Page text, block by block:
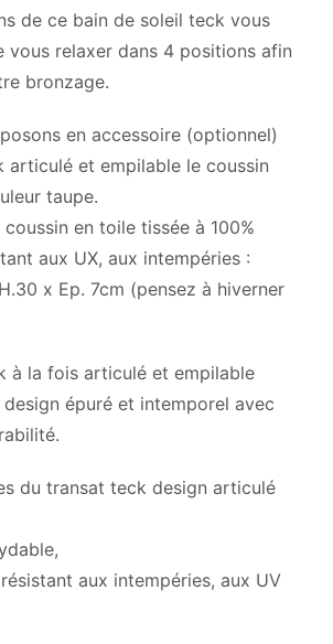
de ce bain de soleil teck vous
vous relaxer dans 4 positions afin
bronzage.
en accessoire (optionnel)
articulé et empilable le coussin
taupe.
en toile tissée à 100%
aux UX, aux intempéries :
x Ep. 7cm (pensez à hiverner
à la fois articulé et empilable
épuré et intemporel avec
du transat teck design articulé
aux intempéries, aux UV